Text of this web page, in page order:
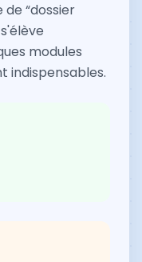
“dossier
modules
indispensables.